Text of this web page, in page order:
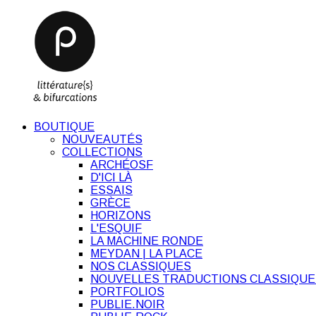
BOUTIQUE
NOUVEAUTÉS
COLLECTIONS
ARCHÉOSF
D'ICI LÀ
ESSAIS
GRÈCE
HORIZONS
L'ESQUIF
LA MACHINE RONDE
MEYDAN | LA PLACE
NOS CLASSIQUES
NOUVELLES TRADUCTIONS
PORTFOLIOS
PUBLIE.NOIR